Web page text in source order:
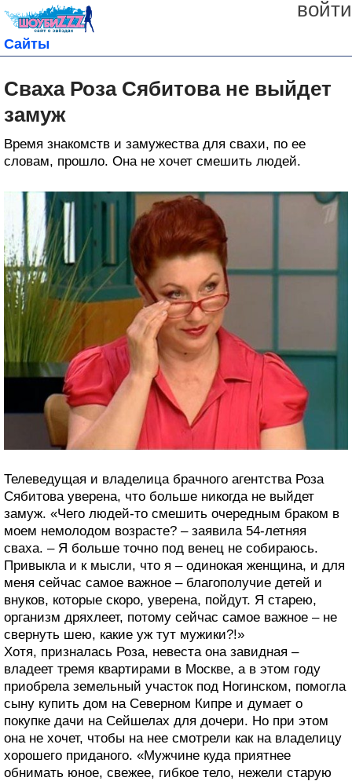
войти
Сайты
Сваха Роза Сябитова не выйдет
замуж
Время знакомств и замужества для свахи, по ее
словам, прошло. Она не хочет смешить людей.
Телеведущая и владелица брачного агентства Роза
Сябитова уверена, что больше никогда не выйдет
замуж. «Чего людей-то смешить очередным браком в
моем немолодом возрасте? – заявила 54-летняя
сваха. – Я больше точно под венец не собираюсь.
Привыкла и к мысли, что я – одинокая женщина, и для
меня сейчас самое важное – благополучие детей и
внуков, которые скоро, уверена, пойдут. Я старею,
организм дряхлеет, потому сейчас самое важное – не
свернуть шею, какие уж тут мужики?!»
Хотя, призналась Роза, невеста она завидная –
владеет тремя квартирами в Москве, а в этом году
приобрела земельный участок под Ногинском, помогла
сыну купить дом на Северном Кипре и думает о
покупке дачи на Сейшелах для дочери. Но при этом
она не хочет, чтобы на нее смотрели как на владелицу
хорошего приданого. «Мужчине куда приятнее
обнимать юное, свежее, гибкое тело, нежели старую